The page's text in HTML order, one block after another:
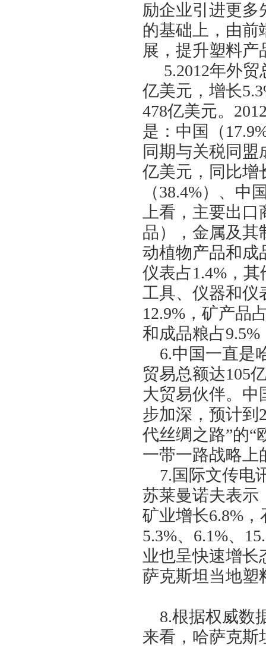
励企业引进更多
的基础上，由前
展，提升塑料产
5.2012年外贸
亿美元，增长
478亿美元。
是：中国（
同期与关税同
亿美元，同比增
（38.4%）、中
上看，主要出
品），金属及其
动植物产品和成
仪表占1.4% ，
工具、仪器和仪
12.9% ，矿产品
和成品粮占9.5%
6.中国一直是
贸易总额达105
大贸易伙伴。中
步加深，预计到
代丝绸之路”的“
一带一路战略上
7.国际文传电
苏莱曼诺夫表示
矿业增长6.8%
5.3%、 6.1%、
业也呈快速增长
萨克斯坦当地塑
8.根据权威数
来看，哈萨克斯